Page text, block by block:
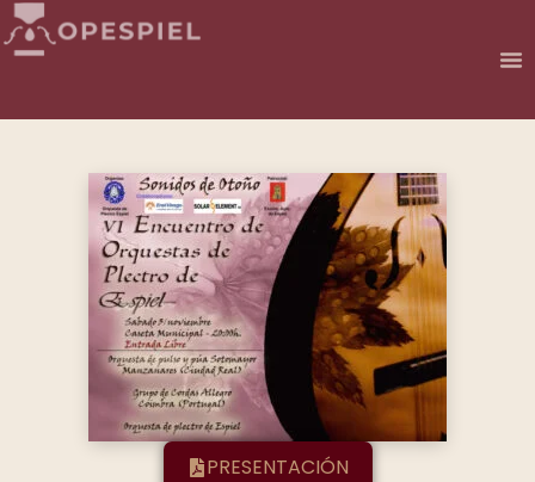
PRESENTACIÓN